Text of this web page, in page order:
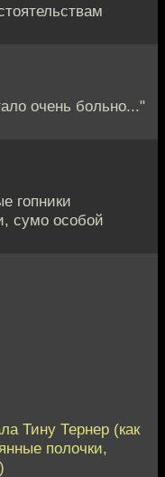
очень больно..."
гопники
сумо особой
Тину Тернер (как
полочки,